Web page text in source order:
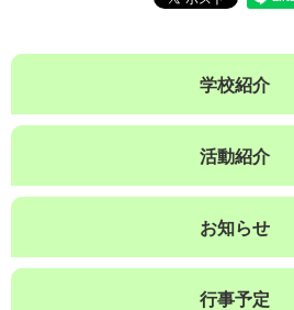
学校紹介
活動紹介
お知らせ
行事予定